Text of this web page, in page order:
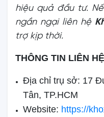
hiệu quả đầu tư.
ngần ngại liên hệ
trợ kịp thời.
THÔNG TIN LIÊN
Địa chỉ trụ sở: 17
Tân, TP.HCM
Website: https://